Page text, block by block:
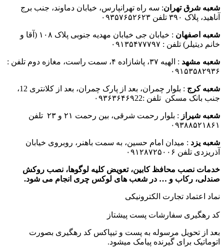
شعبه شرق تهران: سه راه تهرانپارس، خیابان دماوند، جنب برج
آناهید، پلاک ۳۹۰ تلفن ۰۹۳۵۷۶۵۲۶۲۳
شعبه اصفهان
: خیابان جی خیابان مهدیه جنوبی پلاک ۱۰۸ (آقا و
خانم دیتیلر) تلفن : ۰۹۱۳۵۴۷۷۷۹۷
شعبه مشهد
: الهیه ۳۷، پاشازاده ۴، سمت راست، مغازه دوم تلفن :
۰۹۱۵۳۵۸۲۹۳۶
شعبه کرج
: بلوار چمران، بعد از پارک چمران، بعد از کلانتری 12،
جنب بانک مسکن تلفن :۰۹۳۶۳۶۴۶۹22
شعبه شیراز
: بلوار رحمت شرقی، بین رحمت ۲۱ و ۲۳ تلفن
۰۹۳۸۸۵۲۱۸۶۱
شعبه یزد : میدان امام حسین، به سمت باهنر، روبروی خیابان
آذریزدی تلفن ۰۹۱۲۸۷۲۵۰۰۶
خدمات نصب محافظ کابین، تعویض کلیه لوگوها، نصب روکش
صندلی، رکاب و … در شعب های لوکس چری انجام می شود.
نماد اعتماد تجارت الكترونیكی
کد رهگیری سفارشات پست پیشتاز
بعد از تحویل مرسوله به پست و تیپاکس کد رهگیری بصورت
اتوماتیک برای گیرنده پیامک میشود.